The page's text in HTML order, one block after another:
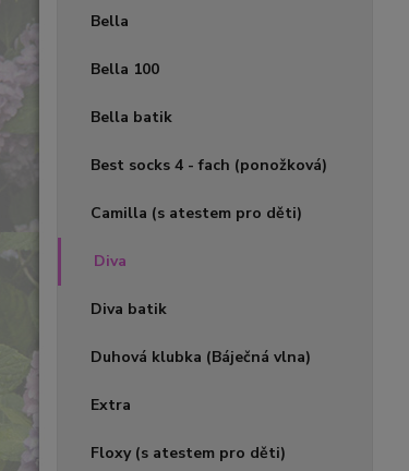
Bella
Bella 100
Bella batik
Best socks 4 - fach (ponožková)
Camilla (s atestem pro děti)
Diva
Diva batik
Duhová klubka (Báječná vlna)
Extra
Floxy (s atestem pro děti)